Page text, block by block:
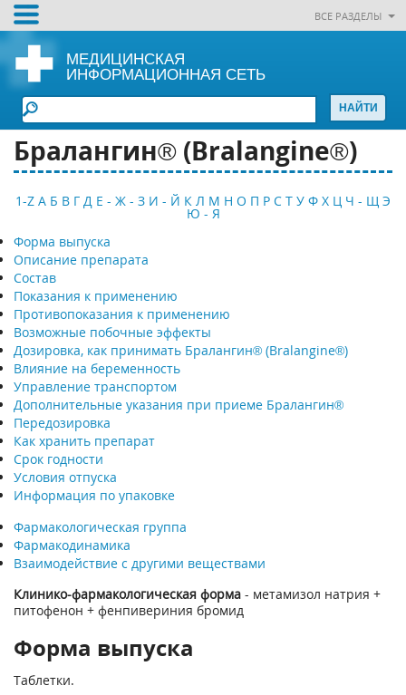
ВСЕ РАЗДЕЛЫ
МЕДИЦИНСКАЯ
ИНФОРМАЦИОННАЯ СЕТЬ
Бралангин® (Bralangine®)
1-Z А Б В Г Д Е - Ж - З И - Й К Л М Н О П Р С Т У Ф Х Ц Ч - Щ Э
Ю - Я
Форма выпуска
Описание препарата
Состав
Показания к применению
Противопоказания к применению
Возможные побочные эффекты
Дозировка, как принимать Бралангин® (Bralangine®)
Влияние на беременность
Управление транспортом
Дополнительные указания при приеме Бралангин®
Передозировка
Как хранить препарат
Срок годности
Условия отпуска
Информация по упаковке
Фармакологическая группа
Фармакодинамика
Взаимодействие с другими веществами
Клинико-фармакологическая форма - метамизол натрия +
питофенон + фенпивериния бромид
Форма выпуска
Таблетки.